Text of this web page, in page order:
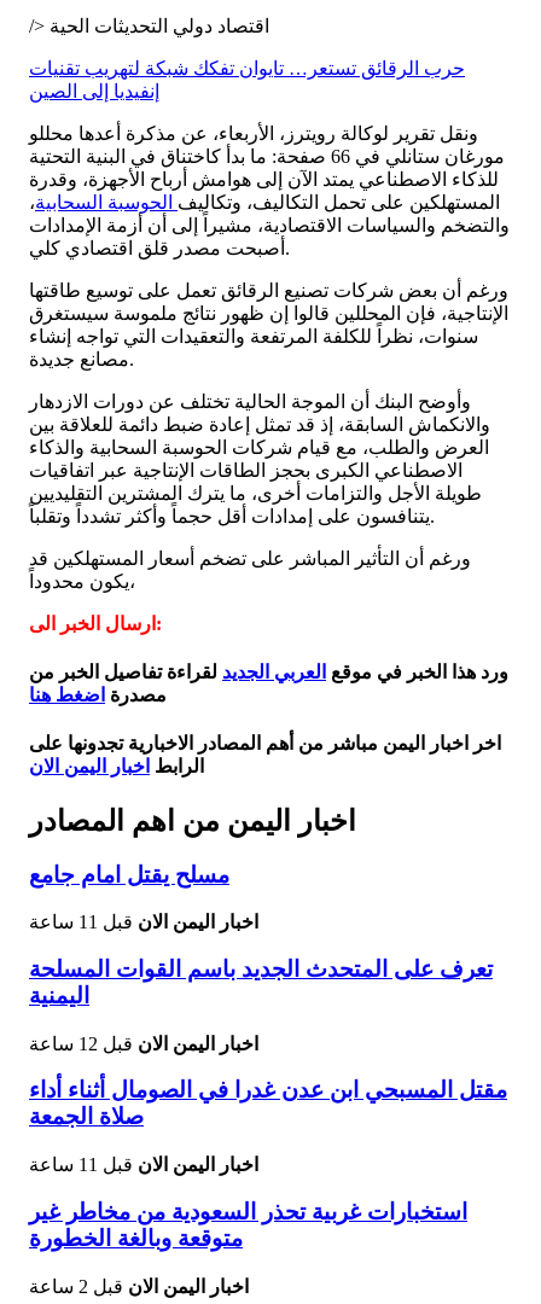
/> اقتصاد دولي التحديثات الحية
حرب الرقائق تستعر… تايوان تفكك شبكة لتهريب تقنيات
إنفيديا إلى الصين
ونقل تقرير لوكالة رويترز، الأربعاء، عن مذكرة أعدها محللو
مورغان ستانلي في 66 صفحة: ما بدأ كاختناق في البنية التحتية
للذكاء الاصطناعي يمتد الآن إلى هوامش أرباح الأجهزة، وقدرة
المستهلكين على تحمل التكاليف، وتكاليف الحوسبة السحابية،
والتضخم والسياسات الاقتصادية، مشيراً إلى أن أزمة الإمدادات
أصبحت مصدر قلق اقتصادي كلي.
ورغم أن بعض شركات تصنيع الرقائق تعمل على توسيع طاقتها
الإنتاجية، فإن المحللين قالوا إن ظهور نتائج ملموسة سيستغرق
سنوات، نظراً للكلفة المرتفعة والتعقيدات التي تواجه إنشاء
مصانع جديدة.
وأوضح البنك أن الموجة الحالية تختلف عن دورات الازدهار
والانكماش السابقة، إذ قد تمثل إعادة ضبط دائمة للعلاقة بين
العرض والطلب، مع قيام شركات الحوسبة السحابية والذكاء
الاصطناعي الكبرى بحجز الطاقات الإنتاجية عبر اتفاقيات
طويلة الأجل والتزامات أخرى، ما يترك المشترين التقليديين
يتنافسون على إمدادات أقل حجماً وأكثر تشدداً وتقلباً.
ورغم أن التأثير المباشر على تضخم أسعار المستهلكين قد
يكون محدوداً،
ارسال الخبر الى:
ورد هذا الخبر في موقع العربي الجديد لقراءة تفاصيل الخبر من
مصدرة اضغط هنا
اخر اخبار اليمن مباشر من أهم المصادر الاخبارية تجدونها على
الرابط اخبار اليمن الان
اخبار اليمن من اهم المصادر
مسلح يقتل امام جامع
اخبار اليمن الان قبل 11 ساعة
تعرف على المتحدث الجديد باسم القوات المسلحة
اليمنية
اخبار اليمن الان قبل 12 ساعة
مقتل المسبحي ابن عدن غدرا في الصومال أثناء أداء
صلاة الجمعة
اخبار اليمن الان قبل 11 ساعة
استخبارات غربية تحذر السعودية من مخاطر غير
متوقعة وبالغة الخطورة
اخبار اليمن الان قبل 2 ساعة